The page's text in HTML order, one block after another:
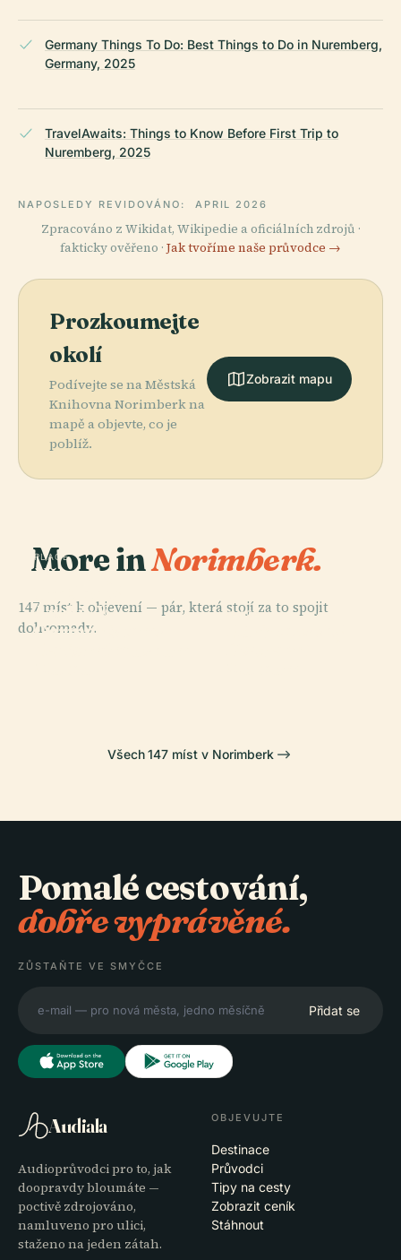
Germany Things To Do: Best Things to Do in Nuremberg,
Germany, 2025
TravelAwaits: Things to Know Before First Trip to
Nuremberg, 2025
NAPOSLEDY REVIDOVÁNO: APRIL 2026
Zpracováno z Wikidat, Wikipedie a oficiálních zdrojů ·
fakticky ověřeno · Jak tvoříme naše průvodce →
Prozkoumejte
okolí
Podívejte se na Městská
Knihovna Norimberk na
mapě a objevte, co je
poblíž.
Zobrazit mapu
More inNorimberk.
147 míst k objevení — pár, která stojí za to spojit
dohromady.
PLACE
Germanisches
PLACE
PLACE
Německý
Archiv V
Germánském
PLACE
Všech 147 míst v Norimberk
Pomalé cestování,
dobře vyprávěné.
ZŮSTAŇTE VE SMYČCE
Přidat se
Audiala
Audioprůvodci pro to, jak
doopravdy bloumáte —
poctivě zdrojováno,
namluveno pro ulici,
staženo na jeden zátah.
OBJEVUJTE
Destinace
Průvodci
Tipy na cesty
Zobrazit ceník
Stáhnout